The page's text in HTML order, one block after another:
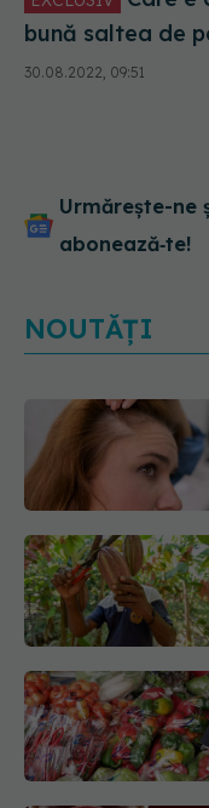
bună saltea de
a nu avea
spatele.
30.08.2022, 09:51
Urmărește-ne
abonează‑te!
NOUTĂȚI